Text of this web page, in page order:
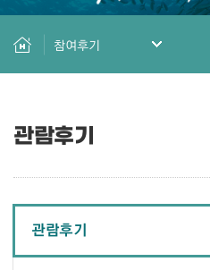
관람후기
참여후기
관람후기